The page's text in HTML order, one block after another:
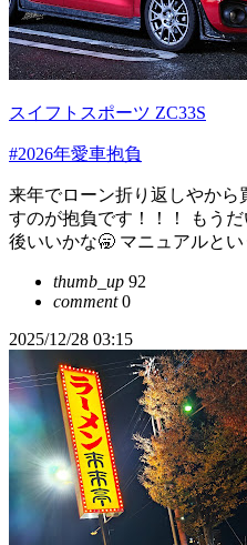
スイフトスポーツ ZC33S
#2026年愛車抱負
来年でローン折り返しやか
すのが抱負です！！！ もう
後いいかな🥱 マニュアルと
thumb_up 92
comment0
2025/12/28 03:15